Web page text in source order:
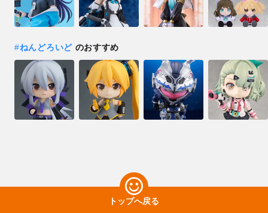
#ねんどろいどのおすすめ
トップへ戻る